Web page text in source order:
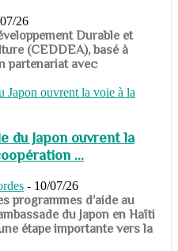
26
Durable et
(CEDDEA), basé à
partenariat avec
du Japon ouvrent la
...
- 10/07/26
programmes d’aide au
du Japon en Haïti
étape importante vers la